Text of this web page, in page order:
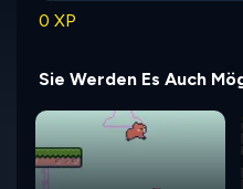
0 XP
Sie Werden Es Auch